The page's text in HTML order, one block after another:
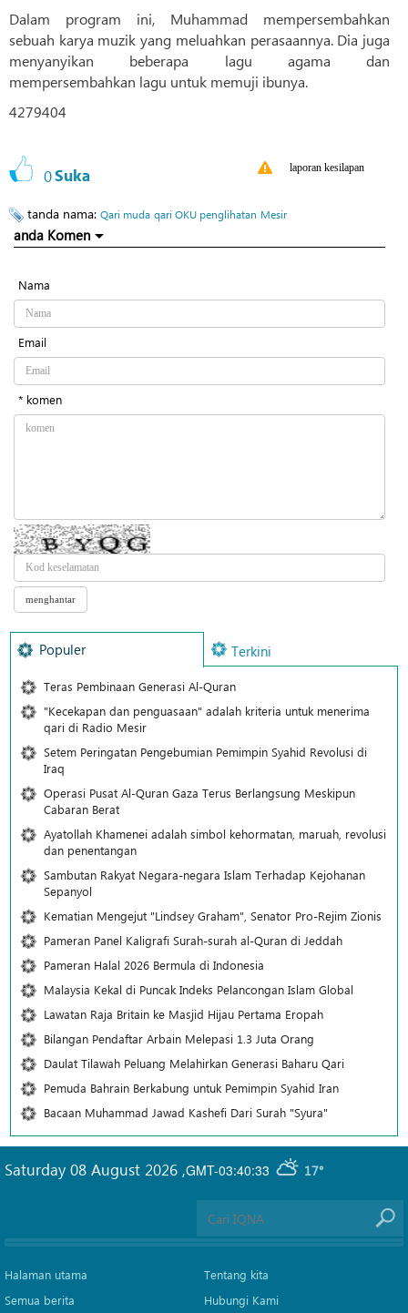
Dalam program ini, Muhammad mempersembahkan
sebuah karya muzik yang meluahkan perasaannya. Dia juga
menyanyikan beberapa lagu agama dan
mempersembahkan lagu untuk memuji ibunya.
4279404
0Suka laporan kesilapan
tanda nama: Qari muda qari OKU penglihatan Mesir
anda Komen
Nama
Email
* komen
Populer Terkini
Teras Pembinaan Generasi Al-Quran
"Kecekapan dan penguasaan" adalah kriteria untuk menerima
qari di Radio Mesir
Setem Peringatan Pengebumian Pemimpin Syahid Revolusi di
Iraq
Operasi Pusat Al-Quran Gaza Terus Berlangsung Meskipun
Cabaran Berat
Ayatollah Khamenei adalah simbol kehormatan, maruah, revolusi
dan penentangan
Sambutan Rakyat Negara-negara Islam Terhadap Kejohanan
Sepanyol
Kematian Mengejut "Lindsey Graham", Senator Pro-Rejim Zionis
Pameran Panel Kaligrafi Surah-surah al-Quran di Jeddah
Pameran Halal 2026 Bermula di Indonesia
Malaysia Kekal di Puncak Indeks Pelancongan Islam Global
Lawatan Raja Britain ke Masjid Hijau Pertama Eropah
Bilangan Pendaftar Arbain Melepasi 1.3 Juta Orang
Daulat Tilawah Peluang Melahirkan Generasi Baharu Qari
Pemuda Bahrain Berkabung untuk Pemimpin Syahid Iran
Bacaan Muhammad Jawad Kashefi Dari Surah "Syura"
GMT-03:40:33 17°
Saturday 08 August 2026 ,
Halaman utama
Semua berita
Tentang kita
Hubungi Kami